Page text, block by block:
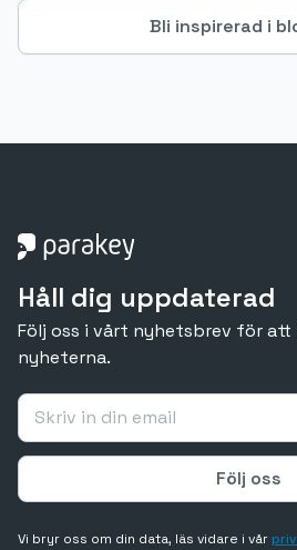
Bli inspirerad i
Håll dig uppdaterad
Följ oss i vårt nyhetsbrev för att
nyheterna.
Vi bryr oss om din data, läs vidare i vår